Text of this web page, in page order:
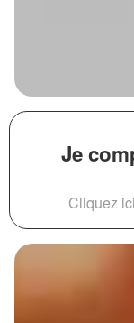
Je
Cliquez